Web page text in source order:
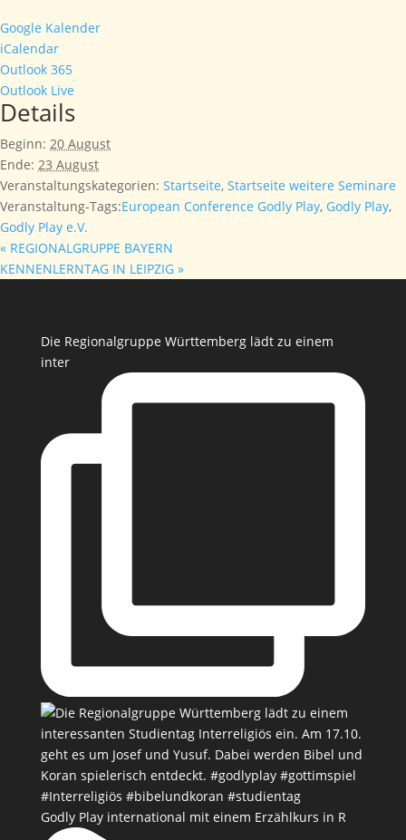
Google Kalender
iCalendar
Outlook 365
Outlook Live
Details
Beginn: 20 August
Ende: 23 August
Veranstaltungskategorien: Startseite, Startseite weitere Seminare
Veranstaltung-Tags:European Conference Godly Play, Godly Play,
Godly Play e.V.
« REGIONALGRUPPE BAYERN
KENNENLERNTAG IN LEIPZIG »
Die Regionalgruppe Württemberg lädt zu einem
inter
Godly Play international mit einem Erzählkurs in R